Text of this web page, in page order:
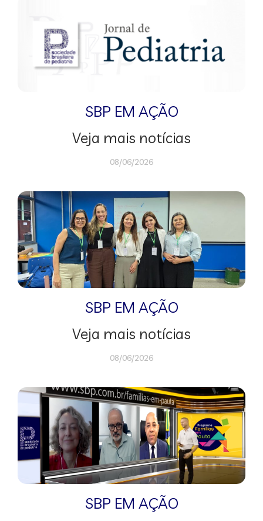
SBP EM AÇÃO
Veja mais notícias
08/06/2026
SBP EM AÇÃO
Veja mais notícias
08/06/2026
SBP EM AÇÃO